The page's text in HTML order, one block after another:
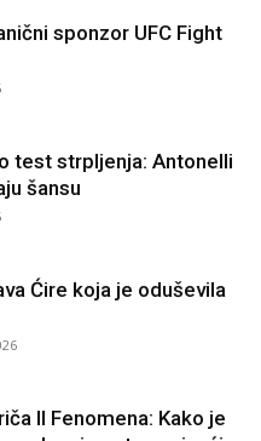
sponzor UFC Fight
test strpljenja: Antonelli
šansu
Ćire koja je oduševila
Il Fenomena: Kako je